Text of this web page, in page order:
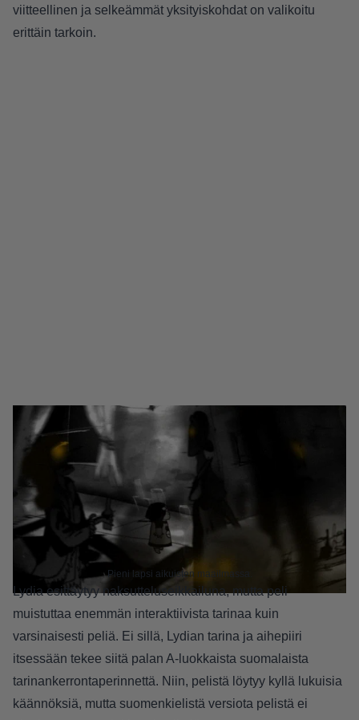
viitteellinen ja selkeämmät yksityiskohdat on valikoitu
erittäin tarkoin.
Pieni lapsi aikuisten maailmassa.
Lydia esittäytyy naksutteluseikkailuna, mutta peli
muistuttaa enemmän interaktiivista tarinaa kuin
varsinaisesti peliä. Ei sillä, Lydian tarina ja aihepiiri
itsessään tekee siitä palan A-luokkaista suomalaista
tarinankerrontaperinnettä. Niin, pelistä löytyy kyllä lukuisia
käännöksiä, mutta suomenkielistä versiota pelistä ei